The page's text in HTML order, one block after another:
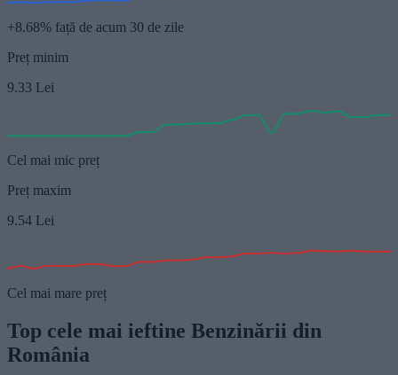
+8.68% față de acum 30 de zile
Preț minim
9.33 Lei
Cel mai mic preț
Preț maxim
9.54 Lei
Cel mai mare preț
Top cele mai ieftine Benzinării din
România